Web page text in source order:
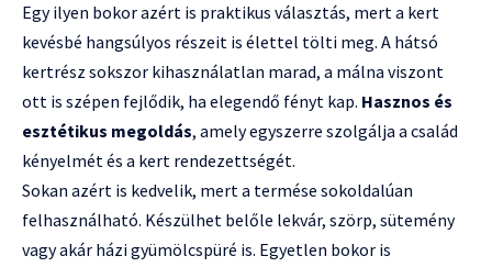
Egy ilyen bokor azért is praktikus választás, mert a kert
kevésbé hangsúlyos részeit is élettel tölti meg. A hátsó
kertrész sokszor kihasználatlan marad, a málna viszont
ott is szépen fejlődik, ha elegendő fényt kap. Hasznos és
esztétikus megoldás, amely egyszerre szolgálja a család
kényelmét és a kert rendezettségét.
Sokan azért is kedvelik, mert a termése sokoldalúan
felhasználható. Készülhet belőle lekvár, szörp, sütemény
vagy akár házi gyümölcspüré is. Egyetlen bokor is